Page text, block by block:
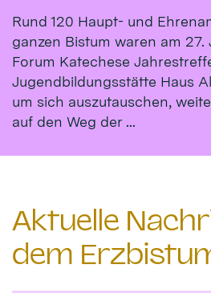
Rund 120 Haupt- und
ganzen Bistum waren am 27.
Forum Katechese
Jugendbildungsstätte Haus
um sich auszutauschen,
auf den Weg der ...
Aktuelle
dem